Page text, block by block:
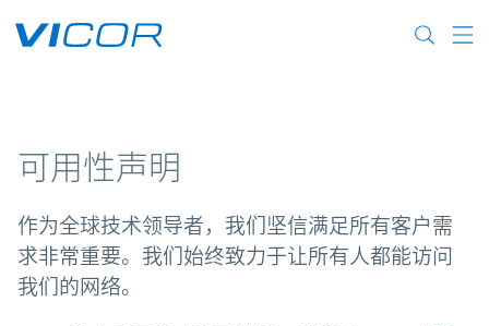
可用性声明
作为全球技术领导者，我们坚信满足所有客户需
求非常重要。我们始终致力于让所有人都能访问
我们的网络。